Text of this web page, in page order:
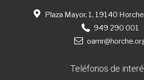
Plaza Mayor, 1. 19140
949 290 001
Teléfonos de